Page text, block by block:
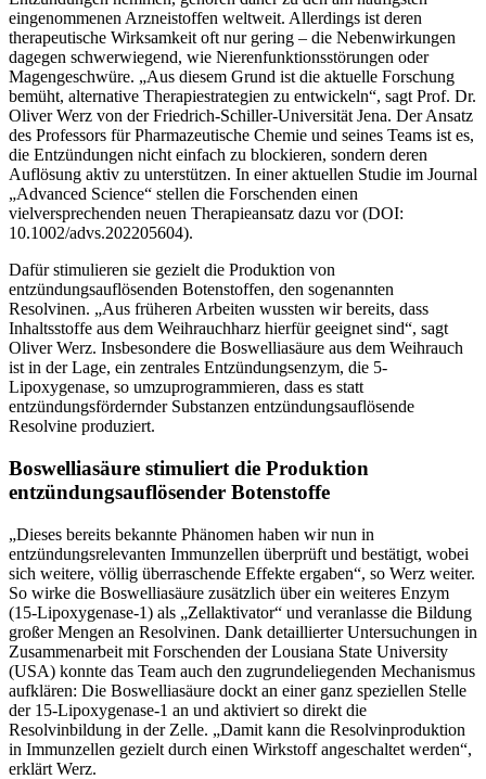
eingenommenen Arzneistoffen weltweit. Allerdings ist deren
therapeutische Wirksamkeit oft nur gering – die Nebenwirkungen
dagegen schwerwiegend, wie Nierenfunktionsstörungen oder
Magengeschwüre. „Aus diesem Grund ist die aktuelle Forschung
bemüht, alternative Therapiestrategien zu entwickeln“, sagt Prof. Dr.
Oliver Werz von der Friedrich-Schiller-Universität Jena. Der Ansatz
des Professors für Pharmazeutische Chemie und seines Teams ist es,
die Entzündungen nicht einfach zu blockieren, sondern deren
Auflösung aktiv zu unterstützen. In einer aktuellen Studie im Journal
„Advanced Science“ stellen die Forschenden einen
vielversprechenden neuen Therapieansatz dazu vor (DOI:
10.1002/advs.202205604).
Dafür stimulieren sie gezielt die Produktion von
entzündungsauflösenden Botenstoffen, den sogenannten
Resolvinen. „Aus früheren Arbeiten wussten wir bereits, dass
Inhaltsstoffe aus dem Weihrauchharz hierfür geeignet sind“, sagt
Oliver Werz. Insbesondere die Boswelliasäure aus dem Weihrauch
ist in der Lage, ein zentrales Entzündungsenzym, die 5-
Lipoxygenase, so umzuprogrammieren, dass es statt
entzündungsfördernder Substanzen entzündungsauflösende
Resolvine produziert.
Boswelliasäure stimuliert die Produktion
entzündungsauflösender Botenstoffe
„Dieses bereits bekannte Phänomen haben wir nun in
entzündungsrelevanten Immunzellen überprüft und bestätigt, wobei
sich weitere, völlig überraschende Effekte ergaben“, so Werz weiter.
So wirke die Boswelliasäure zusätzlich über ein weiteres Enzym
(15-Lipoxygenase-1) als „Zellaktivator“ und veranlasse die Bildung
großer Mengen an Resolvinen. Dank detaillierter Untersuchungen in
Zusammenarbeit mit Forschenden der Lousiana State University
(USA) konnte das Team auch den zugrundeliegenden Mechanismus
aufklären: Die Boswelliasäure dockt an einer ganz speziellen Stelle
der 15-Lipoxygenase-1 an und aktiviert so direkt die
Resolvinbildung in der Zelle. „Damit kann die Resolvinproduktion
in Immunzellen gezielt durch einen Wirkstoff angeschaltet werden“,
erklärt Werz.